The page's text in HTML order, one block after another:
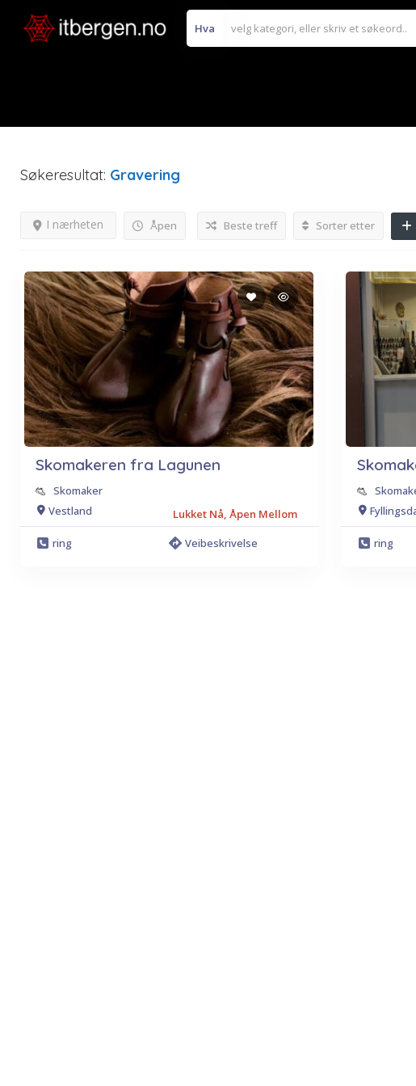
Hva
Søkeresultat: Gravering
Åpen
I nærheten Beste treff Sorter etter
Skomakeren fra Lagunen
Skomaker
Vestland
Lukket Nå, Åpen Mellom
ring
Veibeskrivelse
ring